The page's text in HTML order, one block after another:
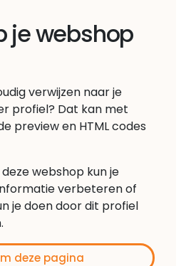
je webshop
verwijzen naar je
profiel? Dat kan met
preview en HTML codes
webshop kun je
verbeteren of
je doen door dit profiel
deze pagina